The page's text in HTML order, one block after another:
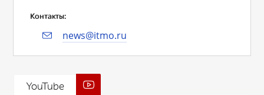
Контакты:
news@itmo.ru
YouTube